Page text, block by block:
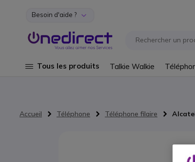
Aller au contenu
Besoin d'aide ?
Tous les produits Talkie Walkie
Accueil Téléphone Téléphone filaire